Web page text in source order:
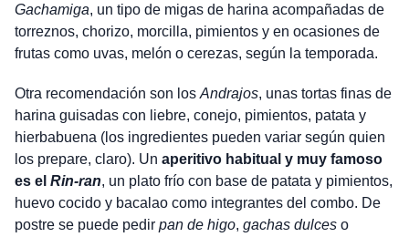
Gachamiga, un tipo de migas de harina acompañadas de
torreznos, chorizo, morcilla, pimientos y en ocasiones de
frutas como uvas, melón o cerezas, según la temporada.
Otra recomendación son los Andrajos, unas tortas finas de
harina guisadas con liebre, conejo, pimientos, patata y
hierbabuena (los ingredientes pueden variar según quien
los prepare, claro). Un aperitivo habitual y muy famoso
es el Rin-ran, un plato frío con base de patata y pimientos,
huevo cocido y bacalao como integrantes del combo. De
postre se puede pedir pan de higo, gachas dulces o